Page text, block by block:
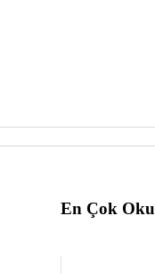
En Çok